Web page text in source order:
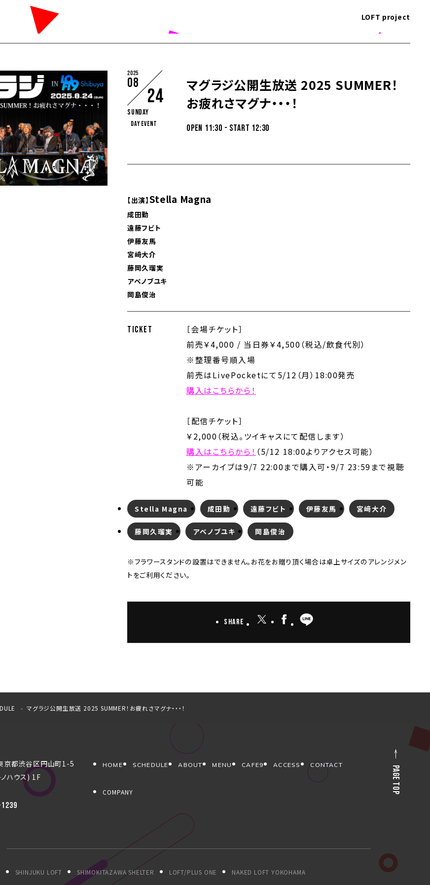
LOFT project
2025
08
24
Sunday
DAY EVENT
マグラジ公開生放送 2025 SUMMER！
お疲れさマグナ・・・！
OPEN 11:30 - START 12:30
【出演】Stella Magna
成田勤
遠藤フビト
伊藤友馬
宮﨑大介
藤岡久瑠実
アベノブユキ
岡島俊治
TICKET
［会場チケット］
前売￥4,000 / 当日券￥4,500（税込/飲食代別）
※整理番号順入場
前売はLivePocketにて5/12（月）18:00発売
購入はこちらから！
［配信チケット］
￥2,000（税込。ツイキャスにて配信します）
購入はこちらから！ （5/12 18:00よりアクセス可能）
※アーカイブは9/7 22:00まで購入可・9/7 23:59まで視聴
可能
Stella Magna 成田勤 遠藤フビト 伊藤友馬 宮﨑大介
藤岡久瑠実 アベノブユキ 岡島俊治
※フラワースタンドの設置はできません。お花をお贈り頂く場合は卓上サイズのアレンジメン
トをご利用ください。
Share
マグラジ公開生放送 2025 SUMMER！お疲れさマグナ・・・！
京都渋谷区円山町1-5
ハウス) 1F
HOME SCHEDULE ABOUT MENU CAFE9 ACCESS CONTACT
COMPANY
SHINJUKU LOFT SHIMOKITAZAWA SHELTER LOFT/PLUS ONE NAKED LOFT YOKOHAMA
PAGE TOP